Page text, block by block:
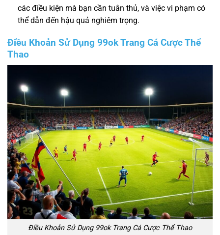
các điều kiện mà bạn cần tuân thủ, và việc vi phạm có
thể dẫn đến hậu quả nghiêm trọng.
Điều Khoản Sử Dụng 99ok Trang Cá Cược Thể
Thao
Điều Khoản Sử Dụng 99ok Trang Cá Cược Thể Thao